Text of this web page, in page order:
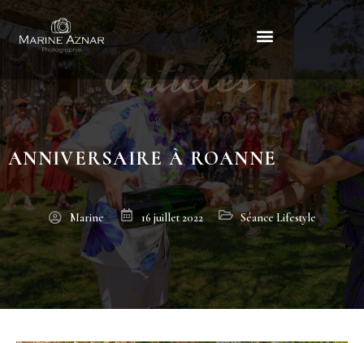
Anniversaire à Roanne
ANNIVERSAIRE À ROANNE
Articles
Marine 16 juillet 2022 Séance Lifestyle